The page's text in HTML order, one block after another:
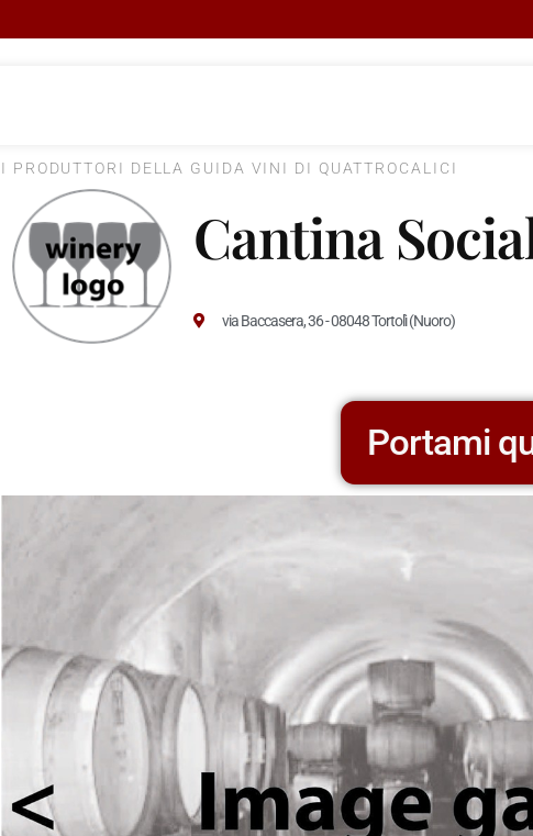
I PRODUTTORI DELLA GUIDA VINI DI QUATTROCALICI
Cantina
via Baccasera, 36 - 08048 Tortolì (Nuoro)
Portami